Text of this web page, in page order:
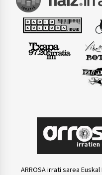
ARROSA irrati sarea